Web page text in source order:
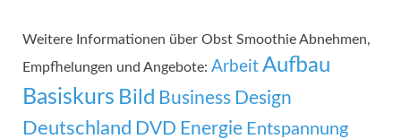
Weitere Informationen über Obst Smoothie Abnehmen,
Empfhelungen und Angebote: Arbeit Aufbau
Basiskurs Bild Business Design
Deutschland DVD Energie Entspannung